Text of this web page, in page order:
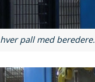
pall med beredere.